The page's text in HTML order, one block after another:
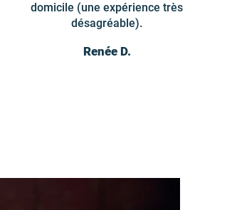
domicile (une expérience très
désagréable).
Renée D.